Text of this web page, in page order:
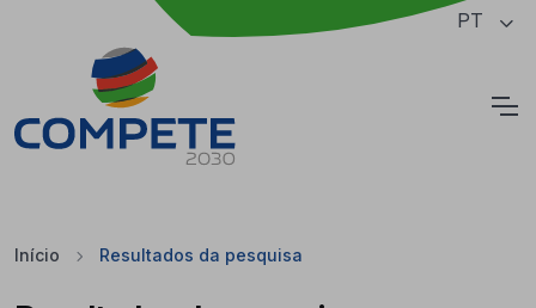
Saltar para o conteúdo principal da página PT
Início Resultados da pesquisa